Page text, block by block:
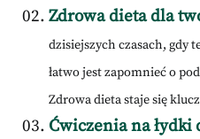
Zdrowa dieta dla
dzisiejszych czasach, gdy
łatwo jest zapomnieć o
Zdrowa dieta staje się
Ćwiczenia na łydki